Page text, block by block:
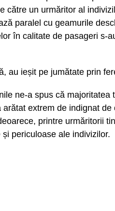
către un urmăritor al
paralel cu geamurile
în calitate de pasageri s-
au ieșit pe jumătate prin
ne-a spus că majoritatea
extrem de indignat
printre urmăritorii
periculoase ale indivizilor.